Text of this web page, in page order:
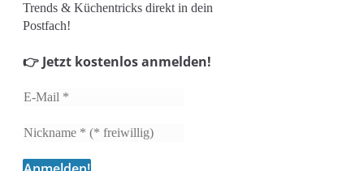
Trends & Küchentricks direkt in dein
Postfach!
👉 Jetzt kostenlos anmelden!